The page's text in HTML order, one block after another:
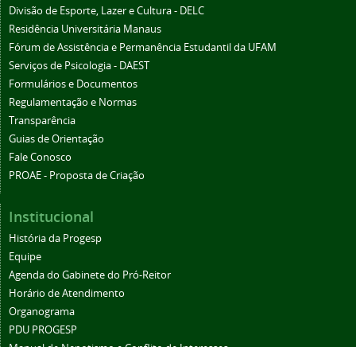
Divisão de Esporte, Lazer e Cultura - DELC
Residência Universitária Manaus
Fórum de Assistência e Permanência Estudantil da UFAM
Serviços de Psicologia - DAEST
Formulários e Documentos
Regulamentação e Normas
Transparência
Guias de Orientação
Fale Conosco
PROAE - Proposta de Criação
Institucional
História da Progesp
Equipe
Agenda do Gabinete do Pró-Reitor
Horário de Atendimento
Organograma
PDU PROGESP